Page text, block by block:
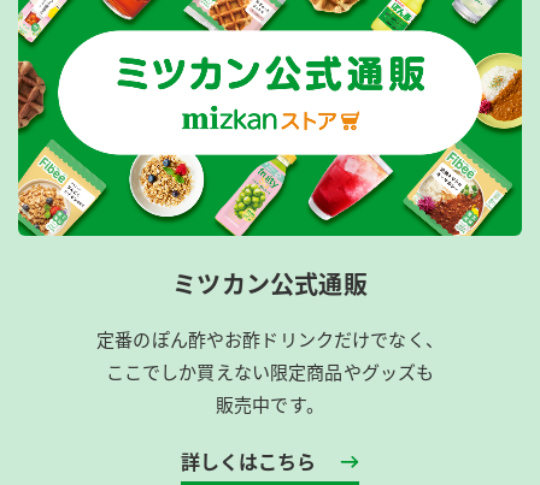
ミツカン公式通販
定番のぽん酢やお酢ドリンクだけでなく、
ここでしか買えない限定商品やグッズも
販売中です。
詳しくはこちら